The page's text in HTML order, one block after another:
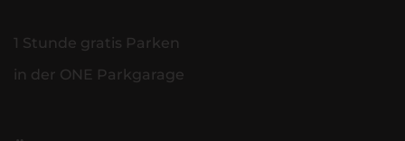
1 Stunde gratis Parken
in der ONE Parkgarage